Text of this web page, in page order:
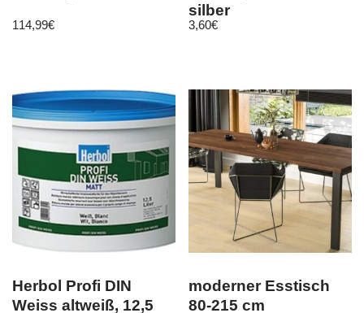
114,99€
silber
3,60€
Herbol Profi DIN
Weiss altweiß, 12,5
moderner Esstisch
80-215 cm